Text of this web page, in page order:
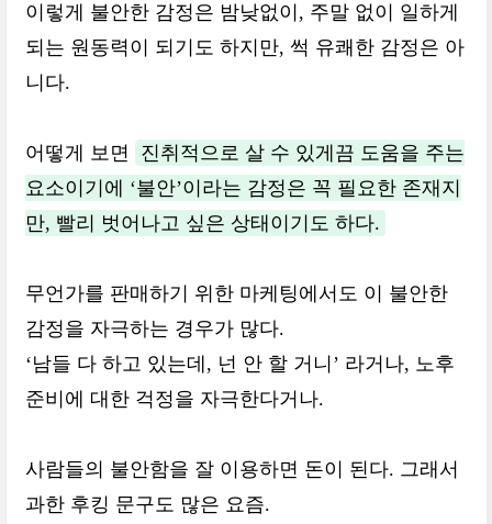
이렇게 불안한 감정은 밤낮없이, 주말 없이 일하게
되는 원동력이 되기도 하지만, 썩 유쾌한 감정은 아
니다.
어떻게 보면
진취적으로 살 수 있게끔 도움을 주는
요소이기에 ‘불안’이라는 감정은 꼭 필요한 존재지
만, 빨리 벗어나고 싶은 상태이기도 하다.
무언가를 판매하기 위한 마케팅에서도 이 불안한
감정을 자극하는 경우가 많다.
‘남들 다 하고 있는데, 넌 안 할 거니’ 라거나, 노후
준비에 대한 걱정을 자극한다거나.
사람들의 불안함을 잘 이용하면 돈이 된다. 그래서
과한 후킹 문구도 많은 요즘.